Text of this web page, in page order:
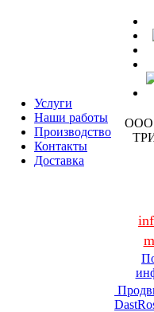
Услуги
Наши работы
Производство
Контакты
Доставка
ООО